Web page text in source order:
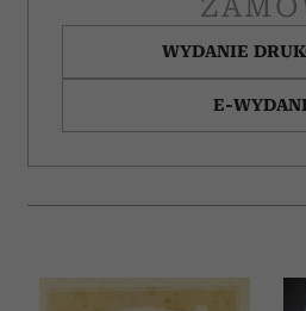
WYDANIE
E-